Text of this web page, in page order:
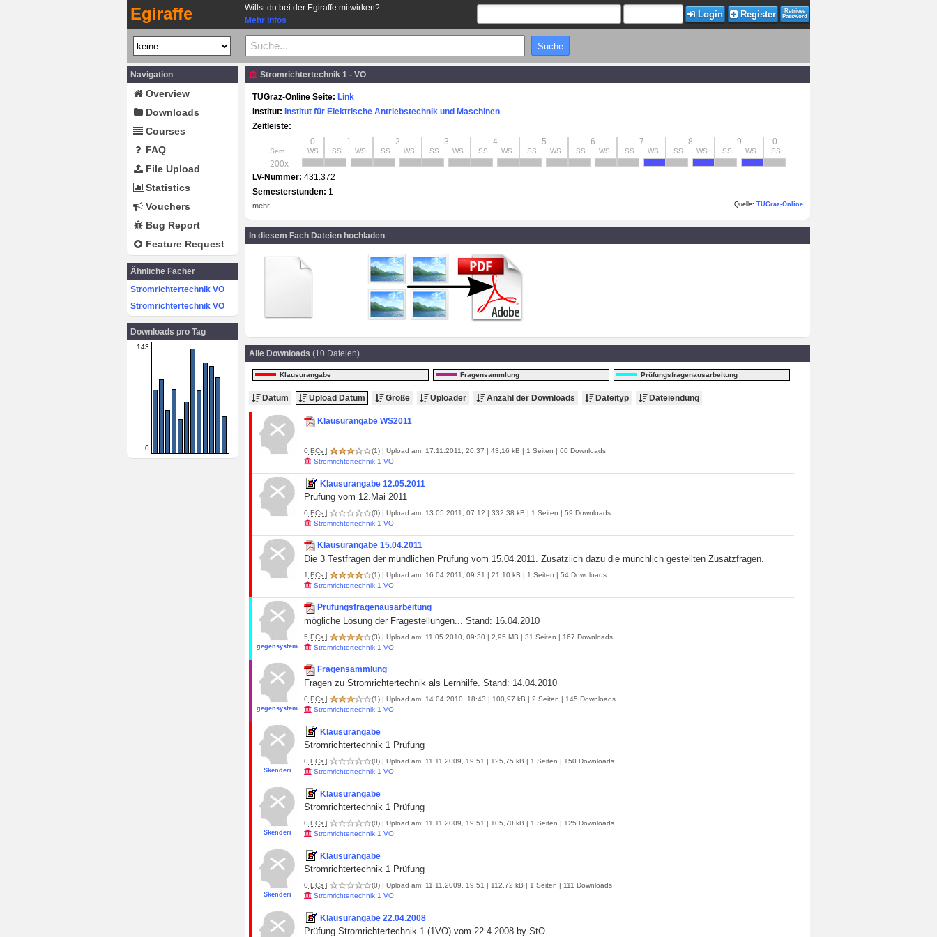
Egiraffe
Willst du bei der Egiraffe mitwirken?
Mehr Infos
Login Register
Retrieve
Password
Navigation
Overview
Downloads
Courses
FAQ
File Upload
Statistics
Vouchers
Bug Report
Feature Request
Ähnliche Fächer
Stromrichtertechnik VO
Stromrichtertechnik VO
Downloads pro Tag
143
0
Stromrichtertechnik 1 - VO
TUGraz-Online Seite: Link
Institut: Institut für Elektrische Antriebstechnik und Maschinen
Zeitleiste:
0
1 2 3 4 5 6 7 8 9 0
Sem. WS SS WS SS WS SS WS SS WS SS WS SS WS SS WS SS WS SS WS SS
200x
LV-Nummer: 431.372
Semesterstunden: 1
mehr... Quelle: TUGraz-Online
In diesem Fach Dateien hochladen
Alle Downloads (10 Dateien)
Klausurangabe Fragensammlung Prüfungsfragenausarbeitung
Datum Upload Datum Größe Uploader Anzahl der Downloads Dateityp Dateiendung
Klausurangabe WS2011
0 ECs | (1) | Upload am: 17.11.2011, 20:37 | 43,16 kB | 1 Seiten | 60 Downloads
Stromrichtertechnik 1 VO
Klausurangabe 12.05.2011
Prüfung vom 12.Mai 2011
0 ECs | (0) | Upload am: 13.05.2011, 07:12 | 332,38 kB | 1 Seiten | 59 Downloads
Stromrichtertechnik 1 VO
Klausurangabe 15.04.2011
Die 3 Testfragen der mündlichen Prüfung vom 15.04.2011. Zusätzlich dazu die münchlich gestellten Zusatzfragen.
1 ECs | (1) | Upload am: 16.04.2011, 09:31 | 21,10 kB | 1 Seiten | 54 Downloads
Stromrichtertechnik 1 VO
gegensystem
Prüfungsfragenausarbeitung
mögliche Lösung der Fragestellungen... Stand: 16.04.2010
5 ECs | (3) | Upload am: 11.05.2010, 09:30 | 2,95 MB | 31 Seiten | 167 Downloads
Stromrichtertechnik 1 VO
gegensystem
Fragensammlung
Fragen zu Stromrichtertechnik als Lernhilfe. Stand: 14.04.2010
0 ECs | (1) | Upload am: 14.04.2010, 18:43 | 100,97 kB | 2 Seiten | 145 Downloads
Stromrichtertechnik 1 VO
Skenderi
Klausurangabe
Stromrichtertechnik 1 Prüfung
0 ECs | (0) | Upload am: 11.11.2009, 19:51 | 125,75 kB | 1 Seiten | 150 Downloads
Stromrichtertechnik 1 VO
Skenderi
Klausurangabe
Stromrichtertechnik 1 Prüfung
0 ECs | (0) | Upload am: 11.11.2009, 19:51 | 105,70 kB | 1 Seiten | 125 Downloads
Stromrichtertechnik 1 VO
Skenderi
Klausurangabe
Stromrichtertechnik 1 Prüfung
0 ECs | (0) | Upload am: 11.11.2009, 19:51 | 112,72 kB | 1 Seiten | 111 Downloads
Stromrichtertechnik 1 VO
Klausurangabe 22.04.2008
Prüfung Stromrichtertechnik 1 (1VO) vom 22.4.2008 by StO